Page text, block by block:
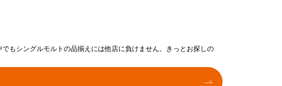
もシングルモルトの品揃えには他店に負けません。きっとお探しの